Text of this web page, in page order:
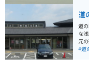
る
北
が楽しめます
る
ス
道
道
な
元の
す
手
の
#道